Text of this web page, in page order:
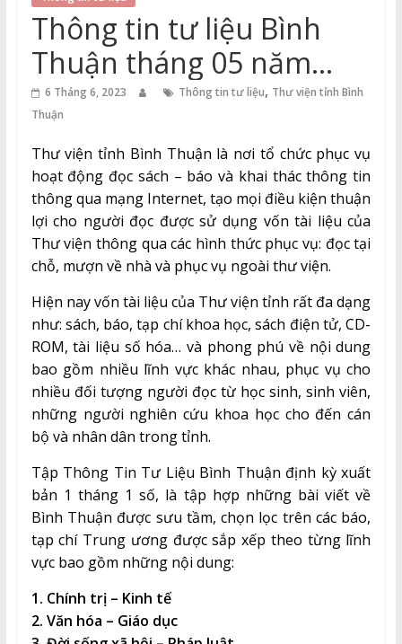
Thuận
Cổng
Vào
Tri
Thức
Thông tin tư liệu Bình
Thuận tháng 05 năm
2023
6 Tháng 6, 2023 Thông tin tư liệu, Thư viện tỉnh Bình
Thuận
Thư viện tỉnh Bình Thuận là nơi tổ chức phục vụ
hoạt động đọc sách – báo và khai thác thông tin
thông qua mạng Internet, tạo mọi điều kiện thuận
lợi cho người đọc được sử dụng vốn tài liệu của
Thư viện thông qua các hình thức phục vụ: đọc tại
chỗ, mượn về nhà và phục vụ ngoài thư viện.
Hiện nay vốn tài liệu của Thư viện tỉnh rất đa dạng
như: sách, báo, tạp chí khoa học, sách điện tử, CD-
ROM, tài liệu số hóa… và phong phú về nội dung
bao gồm nhiều lĩnh vực khác nhau, phục vụ cho
nhiều đối tượng người đọc từ học sinh, sinh viên,
những người nghiên cứu khoa học cho đến cán
bộ và nhân dân trong tỉnh.
Tập Thông Tin Tư Liệu Bình Thuận định kỳ xuất
bản 1 tháng 1 số, là tập hợp những bài viết về
Bình Thuận được sưu tầm, chọn lọc trên các báo,
tạp chí Trung ương được sắp xếp theo từng lĩnh
vực bao gồm những nội dung:
1. Chính trị – Kinh tế
2. Văn hóa – Giáo dục